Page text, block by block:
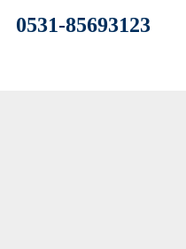
0531-85693123